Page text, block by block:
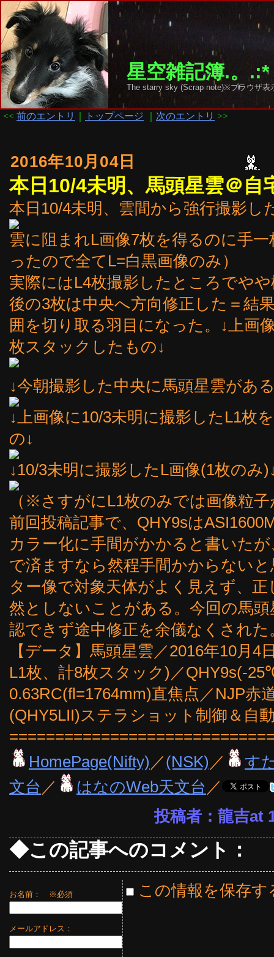
星空雑記簿.。
The starry sky (Scrap note)※ブラウザ
<< 前のエントリ トップページ 次のエントリ >>
2016年10月04日
本日10/4未明、馬頭星雲＠自
本日10/4未明、雲間から強行撮影し
雲に阻まれL画像7枚を得るのに手
ったので全てL=白黒画像のみ）
実際にはL4枚撮影したところでや
後の3枚は中央へ方向修正した＝結
囲を切り取る羽目になった。↓上画
枚スタックしたもの↓
↓今朝撮影した中央に馬頭星雲があ
↓上画像に10/3未明に撮影したL1枚
の↓
↓10/3未明に撮影したL画像(1枚のみ
（※さすがにL1枚のみでは画像粒
前回投稿記事で、QHY9sは
カラー化に手間がかかると書いた
で済ますなら然程手間かからない
ター像で対象天体がよく見えず、
然としないことがある。今回の馬
認できず途中修正を余儀なくされた
【データ】馬頭星雲／2016年10月4
L1枚、計8枚スタック)／QHY9s(-
0.63RC(fl=1764mm)直焦点／NJP赤
(QHY5LII)ステラショット制御＆自
HomePage(Nifty) ／(NSK) ／
す
文台 ／ はなのWeb天文台 ／
投稿者：龍吉at
◆この記事へのコメント：
お名前： ※必須
メールアドレス：
この情報を保存す